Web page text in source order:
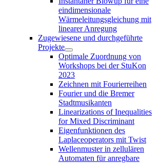
eindimensionale
Wärmeleitungsgleichung mit
linearer Anregung
Zugewiesene und durchgeführte
Projekte
Optimale Zuordnung von
Workshops bei der StuKon
2023
Zeichnen mit Fourierreihen
Fourier und die Bremer
Stadtmusikanten
Linearizations of Inequalities
for Mixed Discriminant
Eigenfunktionen des
Laplaceoperators mit Twist
Wellenmuster in zellulären
Automaten für anregbare